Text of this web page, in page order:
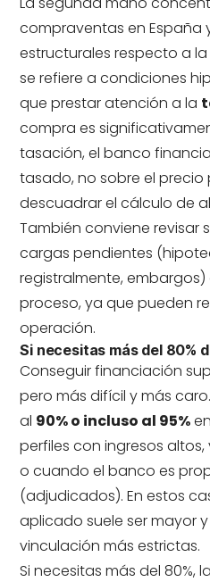
compraventas en España
estructurales respecto a
se refiere a condiciones
que prestar atención a la
compra es
tasación, el banco
tasado, no sobre el
descuadrar el cálculo de
También conviene revisar
cargas pendientes
registralmente,
proceso, ya que pueden
operación.
Si necesitas más del 80%
Conseguir financiación
pero más difícil y más
al 90% o incluso al 95%
perfiles con ingresos
o cuando el banco es
(adjudicados). En estos
aplicado suele ser mayor
vinculación más estrictas.
Si necesitas más del 80%,